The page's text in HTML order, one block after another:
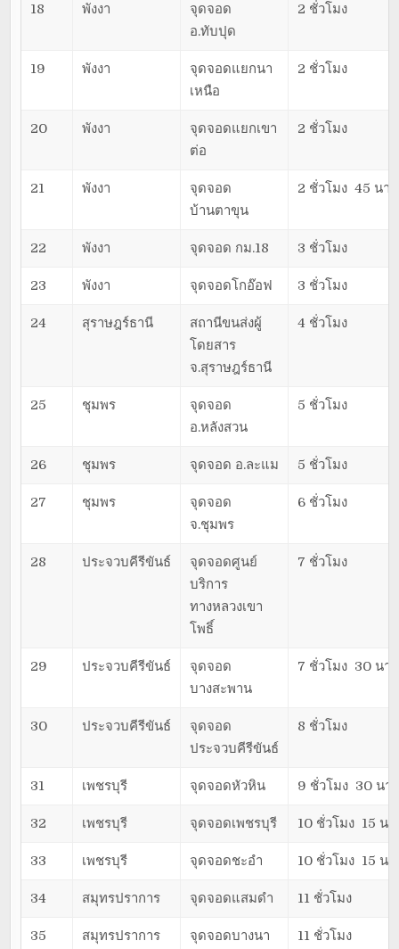
18 พังงา
จุดจอด
อ.ทับปุด
2 ชั่วโมง
19 พังงา
จุดจอดแยกนา
เหนือ
2 ชั่วโมง
20 พังงา
จุดจอดแยกเขา
ต่อ
2 ชั่วโมง
21 พังงา
จุดจอด
บ้านตาขุน
2 ชั่วโมง 45 นาที
22 พังงา จุดจอด กม.18 3 ชั่วโมง
23 พังงา จุดจอดโกอ๊อฟ 3 ชั่วโมง
24 สุราษฎร์ธานี
สถานีขนส่งผู้
โดยสาร
จ.สุราษฎร์ธานี
4 ชั่วโมง
25 ชุมพร
จุดจอด
อ.หลังสวน
5 ชั่วโมง
26 ชุมพร จุดจอด อ.ละแม 5 ชั่วโมง
27 ชุมพร
จุดจอด
จ.ชุมพร
6 ชั่วโมง
28 ประจวบคีรีขันธ์
จุดจอดศูนย์
บริการ
ทางหลวงเขา
โพธิ์
7 ชั่วโมง
29 ประจวบคีรีขันธ์
จุดจอด
บางสะพาน
7 ชั่วโมง 30 นา
30 ประจวบคีรีขันธ์
จุดจอด
ประจวบคีรีขันธ์
8 ชั่วโมง
31 เพชรบุรี จุดจอดหัวหิน 9 ชั่วโมง 30 นา
32 เพชรบุรี จุดจอดเพชรบุรี 10 ชั่วโมง 15 น
33 เพชรบุรี จุดจอดชะอำ 10 ชั่วโมง 15 น
34 สมุทรปราการ จุดจอดแสมดำ 11 ชั่วโมง
35 สมุทรปราการ จุดจอดบางนา 11 ชั่วโมง